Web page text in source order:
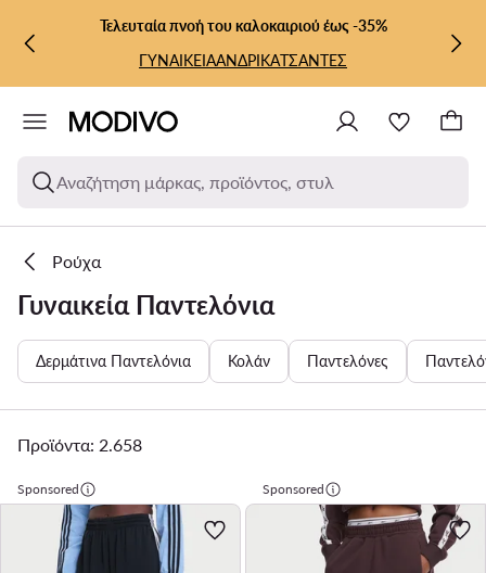
ΜΕΤΆΒΑΣΗ ΣΤΟ ΚΎΡΙΟ ΠΕΡΙΕΧΌΜΕΝΟ
ΜΕΤΆΒΑΣΗ ΣΤΗΝ ΑΝΑΖΉΤΗΣΗ
Τελευταία πνοή του καλοκαιριού έως -35%
ΓΥΝΑΙΚΕΙΑΑΝΔΡΙΚΑΤΣΑΝΤΕΣ
Αναζήτηση μάρκας, προϊόντος, στυλ
Ρούχα
Γυναικεία Παντελόνια
Δερμάτινα Παντελόνια Κολάν Παντελόνες
Προϊόντα: 2.658
Sponsored Sponsored